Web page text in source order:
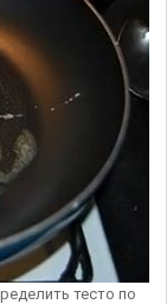
тесто по